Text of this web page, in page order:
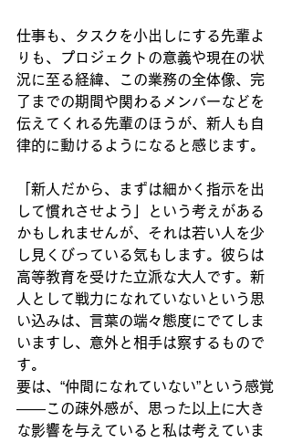
仕事も、タスクを小出しにする先輩よ
りも、プロジェクトの意義や現在の状
況に至る経緯、この業務の全体像、完
了までの期間や関わるメンバーなどを
伝えてくれる先輩のほうが、新人も自
律的に動けるようになると感じます。
「新人だから、まずは細かく指示を出
して慣れさせよう」という考えがある
かもしれませんが、それは若い人を少
し見くびっている気もします。彼らは
高等教育を受けた立派な大人です。新
人として戦力になれていないという思
い込みは、言葉の端々態度にでてしま
いますし、意外と相手は察するもので
す。
要は、“仲間になれていない”という感覚
――この疎外感が、思った以上に大き
な影響を与えていると私は考えていま